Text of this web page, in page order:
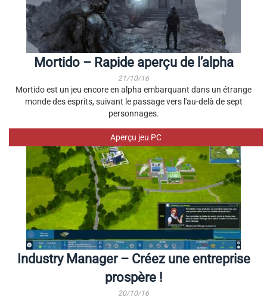
Mortido – Rapide aperçu de l’alpha
21/10/16
Mortido est un jeu encore en alpha embarquant dans un étrange
monde des esprits, suivant le passage vers l'au-delà de sept
personnages.
Aperçu jeu PC
Industry Manager – Créez une entreprise
prospère !
20/10/16